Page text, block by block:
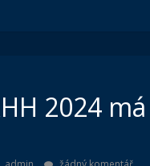
2024